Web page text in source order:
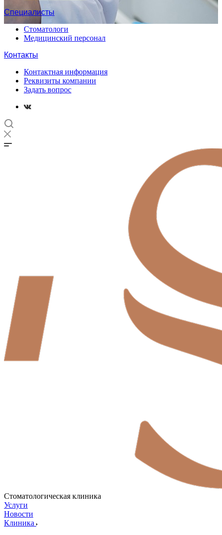
Специалисты
Стоматологи
Медицинский персонал
Контакты
Контактная информация
Реквизиты компании
Задать вопрос
Стоматологическая клиника
Услуги
Новости
Клиника